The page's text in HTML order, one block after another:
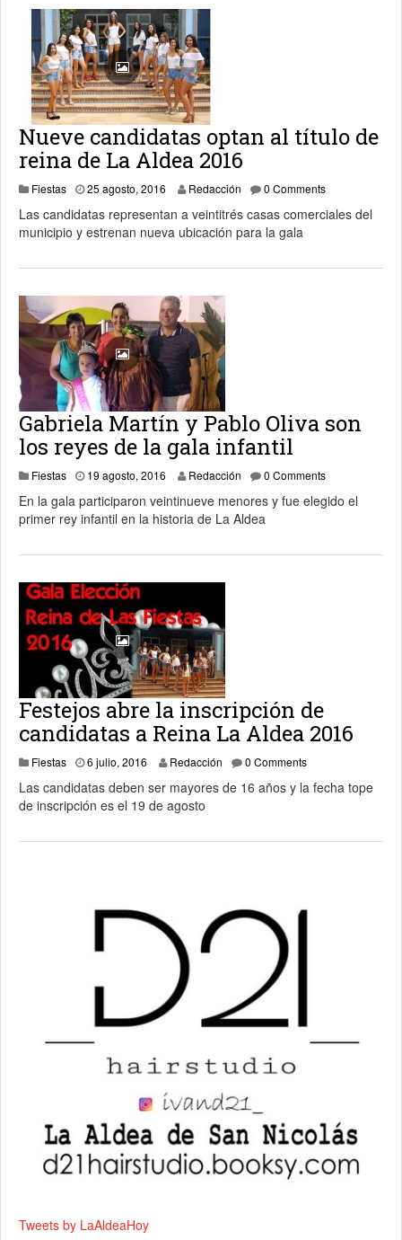
Nueve candidatas optan al título de
reina de La Aldea 2016
Fiestas 25 agosto, 2016 26 agosto, 2016
Redacción 0 Comments
Las candidatas representan a veintitrés casas comerciales del
municipio y estrenan nueva ubicación para la gala
Gabriela Martín y Pablo Oliva son
los reyes de la gala infantil
Fiestas 19 agosto, 2016 19 agosto, 2016
Redacción 0 Comments
En la gala participaron veintinueve menores y fue elegido el
primer rey infantil en la historia de La Aldea
Festejos abre la inscripción de
candidatas a Reina La Aldea 2016
Fiestas 6 julio, 2016 7 julio, 2016
Redacción 0 Comments
Las candidatas deben ser mayores de 16 años y la fecha tope
de inscripción es el 19 de agosto
Tweets by LaAldeaHoy